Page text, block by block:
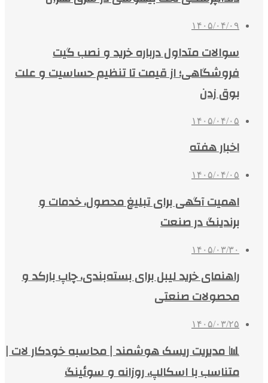
۱۴۰۵/۰۴/۰۹
سوالات متداول درباره خرید و نصب گیت
فروشگاهی؛ از قیمت تا تنظیم حساسیت و علت
بوق زدن
۱۴۰۵/۰۴/۰۵
اخبار هفته
۱۴۰۵/۰۴/۰۵
اهمیت آگهی برای تبلیغ محصول، خدمات و
برندینگ در صنعت
۱۴۰۵/۰۳/۳۰
راهنمای خرید لیبل برای بسته‌بندی، چاپ بارکد و
محصولات صنعتی
۱۴۰۵/۰۳/۲۵
📊 مدیریت ریسک هوشمند | محاسبه خودکار لات |
متناسب با اسکالپ، روزانه و سوئینگ